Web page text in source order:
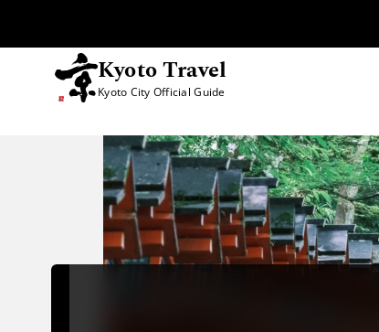
Kyoto Travel
Kyoto City Official Guide